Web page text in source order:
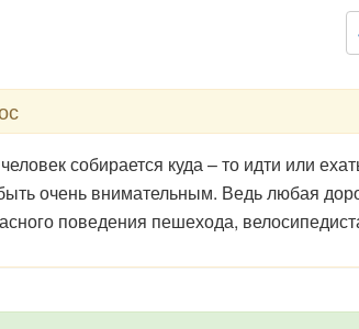
собирается куда – то идти или
очень внимательным. Ведь любая
поведения пешехода,